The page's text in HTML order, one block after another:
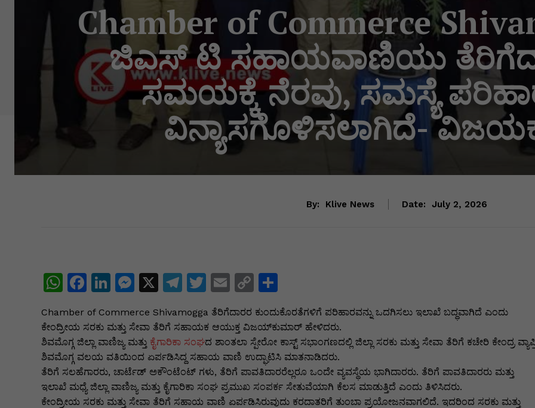
Chamber of Commerce
ಜಿಎಸ್ ಟಿ ಸಹಾಯವಾಣಿಯು
ಸಮಯಕ್ಕೆ ನೆರವು, ಸಮಸ್ಯೆ
ವಿನ್ಯಾಸಗೊಳಿಸಲಾಗಿದೆ-
By: Klive News Date: July 2, 2026
W
at
s
A
p
p
F
c
e
b
o
o
Li
k
e
dI
n
M
s
s
e
n
g
X
T
e
gr
a
m
T
w
itt
er
E
ai
l
C
o
p
y
Li
n
k
S
h
ar
e
Chamber of Commerce Shivamogga ತೆರಿಗೆದಾರರ ಕುಂದುಕೊರತೆಗಳಿಗೆ ಪರಿಹಾರವನ್ನು ಒದಗಿಸಲು ಇಲಾಖೆ ಬದ್ಧವಾಗಿದೆ ಎಂದು
ಕೇಂದ್ರೀಯ ಸರಕು ಮತ್ತು ಸೇವಾ ತೆರಿಗೆ ಸಹಾಯಕ ಆಯುಕ್ತ ವಿಜಯ್‌ಕುಮಾರ್ ಹೇಳಿದರು.
ಶಿವಮೊಗ್ಗ ಜಿಲ್ಲಾ ವಾಣಿಜ್ಯ ಮತ್ತು ಕೈಗಾರಿಕಾ ಸಂಘದ ಶಾಂತಲಾ ಸ್ಪೇರೋ ಕಾಸ್ಟ್ ಸಭಾಂಗಣದಲ್ಲಿ ಜಿಲ್ಲಾ ಸರಕು ಮತ್ತು ಸೇವಾ ತೆರಿಗೆ ಕಚೇರಿ ಕೇಂದ್ರ
ಶಿವಮೊಗ್ಗ ವಲಯ ವತಿಯಿಂದ ಏರ್ಪಡಿಸಿದ್ದ ಸಹಾಯ ವಾಣಿ ಉದ್ಘಾಟಿಸಿ ಮಾತನಾಡಿದರು.
ತೆರಿಗೆ ಸಲಹೆಗಾರರು, ಚಾರ್ಟೆಡ್ ಅಕೌಂಟೆಂಟ್ ಗಳು, ತೆರಿಗೆ ಪಾವತಿದಾರರೆಲ್ಲರೂ ಒಂದೇ ವ್ಯವಸ್ಥೆಯ ಭಾಗಿದಾರರು. ತೆರಿಗೆ ಪಾವತಿದಾರರು ಮತ್ತು
ಇಲಾಖೆ ಮಧ್ಯೆ ಜಿಲ್ಲಾ ವಾಣಿಜ್ಯ ಮತ್ತು ಕೈಗಾರಿಕಾ ಸಂಘ ಪ್ರಮುಖ ಸಂಪರ್ಕ ಸೇತುವೆಯಾಗಿ ಕೆಲಸ ಮಾಡುತ್ತಿದೆ ಎಂದು ತಿಳಿಸಿದರು.
ಕೇಂದ್ರೀಯ ಸರಕು ಮತ್ತು ಸೇವಾ ತೆರಿಗೆ ಸಹಾಯ ವಾಣಿ ಏರ್ಪಡಿಸಿರುವುದು ಕರದಾತರಿಗೆ ತುಂಬಾ ಪ್ರಯೋಜನವಾಗಲಿದೆ. ಇದರಿಂದ ಸರಕು ಮತ್ತು